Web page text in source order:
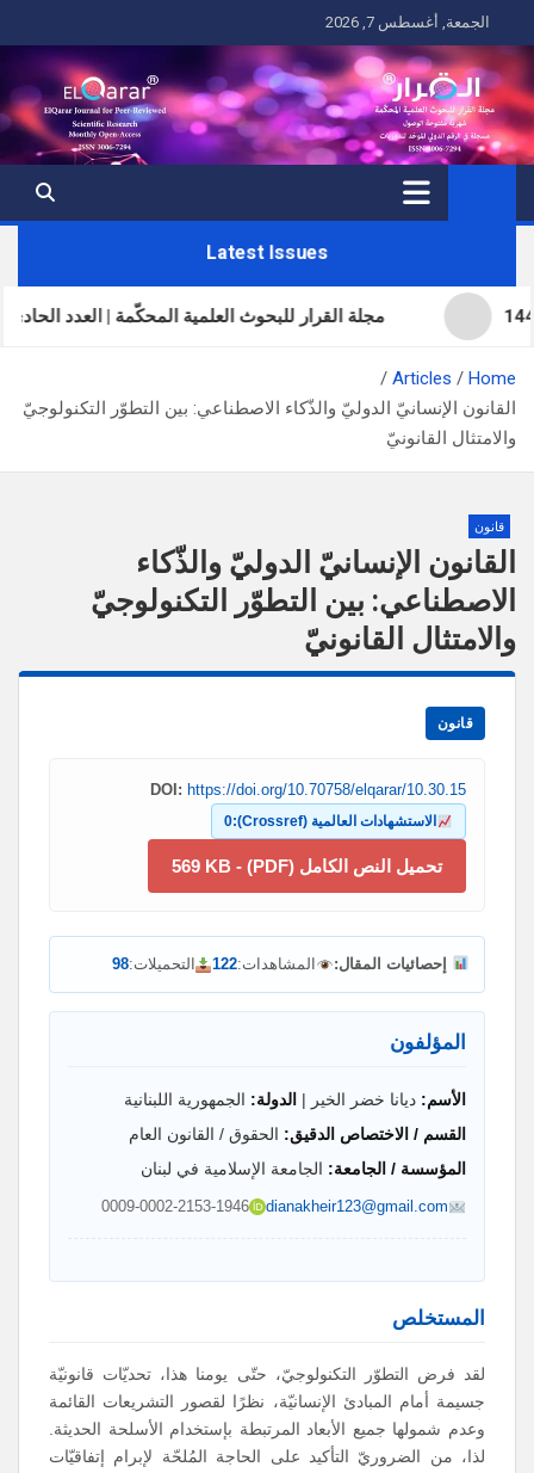
to
content
الجمعة, أغسطس 7, 2026
Latest Issues
مجلة القرار للبحوث العلمية المحكّمة | العدد الحادي والثلاثون |
Home
Articles
القانون الإنسانيّ الدوليّ والذّكاء الاصطناعي: بين التطوّر التكنولوجيّ
والامتثال القانونيّ
قانون
القانون الإنسانيّ الدوليّ والذّكاء
الاصطناعي: بين التطوّر التكنولوجيّ
والامتثال القانونيّ
قانون
DOI: https://doi.org/10.70758/elqarar/10.30.15
الاستشهادات العالمية (Crossref): 0
تحميل النص الكامل (PDF) - 569 KB
إحصائيات المقال: المشاهدات:122 التحميلات:98
المؤلفون
الأسم: ديانا خضر الخير | الدولة: الجمهورية اللبنانية
القسم / الاختصاص الدقيق: الحقوق / القانون العام
المؤسسة / الجامعة: الجامعة الإسلامية في لبنان
dianakheir123@gmail.com
0009-0002-2153-1946
المستخلص
لقد فرض التطوّر التكنولوجيّ، حتّى يومنا هذا، تحديّات قانونيّة
جسيمة أمام المبادئ الإنسانيّة، نظرًا لقصور التشريعات القائمة
وعدم شمولها جميع الأبعاد المرتبطة بإستخدام الأسلحة الحديثة.
لذا، من الضروريّ التأكيد على الحاجة المُلحّة لإبرام إتفاقيّات